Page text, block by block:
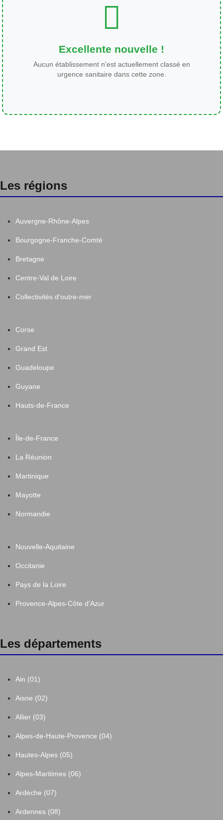
Excellente nouvelle !
Aucun établissement n'est actuellement classé en
urgence sanitaire dans cette zone.
Les régions
Auvergne-Rhône-Alpes
Bourgogne-Franche-Comté
Bretagne
Centre-Val de Loire
Collectivités d'outre-mer
Corse
Grand Est
Guadeloupe
Guyane
Hauts-de-France
Île-de-France
La Réunion
Martinique
Mayotte
Normandie
Nouvelle-Aquitaine
Occitanie
Pays de la Loire
Provence-Alpes-Côte d'Azur
Les départements
Ain (01)
Aisne (02)
Allier (03)
Alpes-de-Haute-Provence (04)
Hautes-Alpes (05)
Alpes-Maritimes (06)
Ardèche (07)
Ardennes (08)